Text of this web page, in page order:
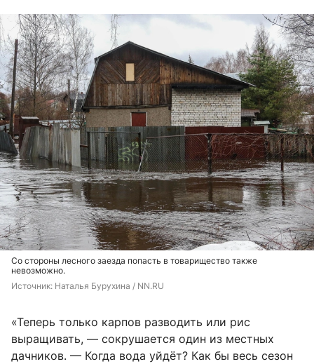
Со стороны лесного заезда попасть в товарищество также
невозможно.
Источник: Наталья Бурухина / NN.RU
«Теперь только карпов разводить или рис
выращивать, — сокрушается один из местных
дачников. — Когда вода уйдёт? Как бы весь сезон